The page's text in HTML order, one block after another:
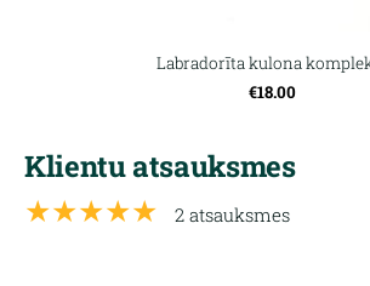
Labradorīta kulona
€18.00
Klientu atsauksmes
★★★★★ 2 atsauksmes